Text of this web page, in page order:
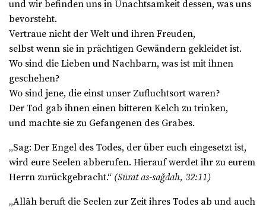
und wir befinden uns in Unachtsamkeit dessen, was uns
bevorsteht.
Vertraue nicht der Welt und ihren Freuden,
selbst wenn sie in prächtigen Gewändern gekleidet ist.
Wo sind die Lieben und Nachbarn, was ist mit ihnen
geschehen?
Wo sind jene, die einst unser Zufluchtsort waren?
Der Tod gab ihnen einen bitteren Kelch zu trinken,
und machte sie zu Gefangenen des Grabes.
„Sag: Der Engel des Todes, der über euch eingesetzt ist,
wird eure Seelen abberufen. Hierauf werdet ihr zu eurem
Herrn zurückgebracht.“ (Sūrat as-saǧdah, 32:11)
„Allāh beruft die Seelen zur Zeit ihres Todes ab und auch